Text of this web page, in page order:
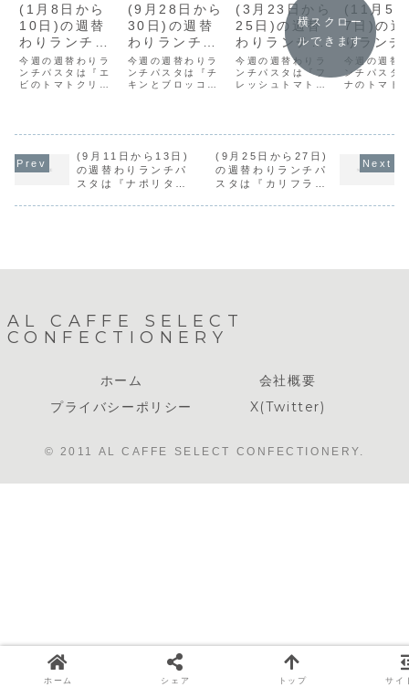
(1月8日から
10日)の週替
わりランチパ
スタは『エビ
のトマトクリ
ーム』です。
今週の週替わりラ
ンチパスタは『エ
ビのトマトクリー
(9月28日から
30日)の週替
わりランチパ
スタは『チキ
ンとブロッコ
リーのトマト
今週の週替わりラ
ンチパスタは『チ
キンとブロッコリ
(3月23日から
25日)の週替
わりランチパ
スタは『フレ
ッシュトマト
のバジルソー
今週の週替わりラ
ンチパスタは『フ
レッシュトマトの
(11月5
7日)の週
りランチ
タは『ツ
トマトソ
ス』です
今週の週替
ンチパスタ
ナのトマト
横スクロー
ルできます
(9月11日から13日)
の週替わりランチパ
スタは『ナポリタ
(9月25日から27日)
の週替わりランチパ
スタは『カリフラワ
AL CAFFE SELECT
CONFECTIONERY
ホーム
会社概要
プライバシーポリシー
X(Twitter)
© 2011 AL CAFFE SELECT CONFECTIONERY.
ホーム シェア トップ サイ